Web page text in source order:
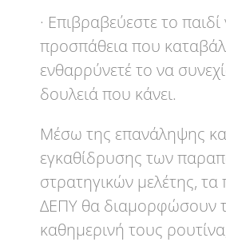
· Επιβραβεύεστε το παιδί
προσπάθεια που
ενθαρρύνετέ το να
δουλειά που κάνει.
Μέσω της επανάληψης
εγκαθίδρυσης των
στρατηγικών μελέτης, τα
ΔΕΠΥ θα διαμορφώσουν
καθημερινή τους